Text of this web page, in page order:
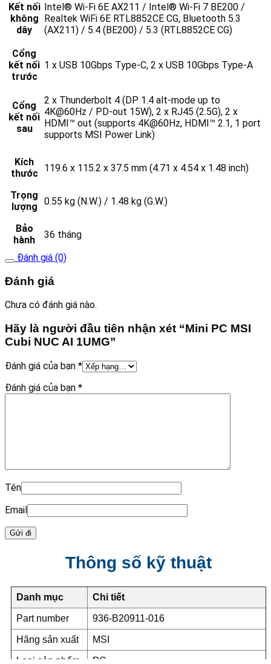
Kết nối
không
dây
Intel® Wi-Fi 6E AX211 / Intel® Wi-Fi 7 BE200 /
Realtek WiFi 6E RTL8852CE CG, Bluetooth 5.3
(AX211) / 5.4 (BE200) / 5.3 (RTL8852CE CG)
Cổng
kết nối
trước
1 x USB 10Gbps Type-C, 2 x USB 10Gbps Type-A
Cổng
kết nối
sau
2 x Thunderbolt 4 (DP 1.4 alt-mode up to
4K@60Hz / PD-out 15W), 2 x RJ45 (2.5G), 2 x
HDMI™ out (supports 4K@60Hz, HDMI™ 2.1, 1 port
supports MSI Power Link)
Kích
thước
119.6 x 115.2 x 37.5 mm (4.71 x 4.54 x 1.48 inch)
Trọng
lượng
0.55 kg (N.W.) / 1.48 kg (G.W.)
Bảo
hành
36 tháng
Đánh giá (0)
Đánh giá
Chưa có đánh giá nào.
Hãy là người đầu tiên nhận xét “Mini PC MSI
Cubi NUC AI 1UMG”
Đánh giá của bạn *
Đánh giá của bạn *
Tên
Email
Thông số kỹ thuật
Danh mục Chi tiết
Part number 936-B20911-016
Hãng sản xuất MSI
Loại sản phẩm PC